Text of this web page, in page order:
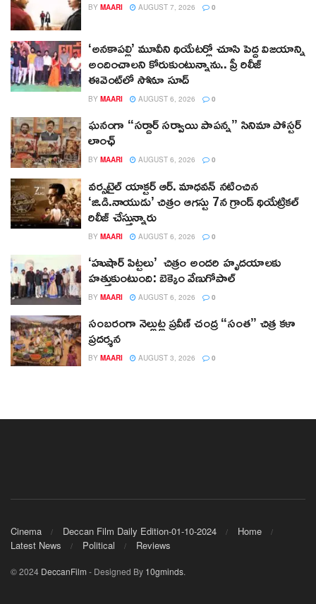
BY MAARI AUGUST 7, 2026 0
‘అనకాపల్లి’ మూవీని థియేటర్లో చూసి పెద్ద విజయాన్ని
అందించాలని కోరుకుంటున్నాను.. ప్రీ రిలీజ్
ఈవెంట్‌లో సోనూ సూద్
BY MAARI AUGUST 6, 2026 0
ఘనంగా “సర్దార్ సర్వాయి పాపన్న” సినిమా పోస్టర్
లాంఛ్
BY MAARI AUGUST 6, 2026 0
వర్సటైల్ యాక్టర్ ఆర్‌. మాధవన్‌ నటించిన
‘జి.డి.నాయుడు’ చిత్రం ఆగస్టు 7న గ్రాండ్ థియేట్రికల్
రిలీజ్ చేస్తున్నారు
BY MAARI AUGUST 6, 2026 0
‘హుషార్‌ పిట్టలు’ చిత్రం అందరి హృదయాలకు
హత్తుకుంటుంది: బెక్కెం వేణుగోపాల్‌
BY MAARI AUGUST 6, 2026 0
సంబరంగా నెల్లుట్ల ప్రవీణ్ చంద్ర “సంత” చిత్ర కళా
ప్రదర్శన
BY MAARI AUGUST 3, 2026 0
Cinema Deccan Film Daily Edition-01-10-2024
Home
Latest News
Political Reviews
© 2024 DeccanFilm - Designed By 10gminds.